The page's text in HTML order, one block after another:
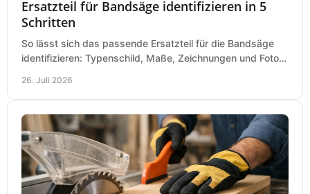
Ersatzteil für Bandsäge identifizieren in 5
Schritten
So lässt sich das passende Ersatzteil für die Bandsäge
identifizieren: Typenschild, Maße, Zeichnungen und Fotos
26. Juli 2026